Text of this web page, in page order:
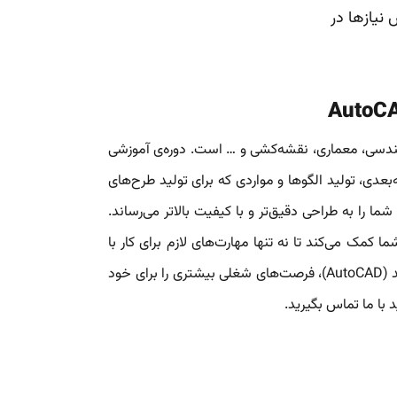
در
مهندسی، معماری، نقشه‌کشی و … است. دوره‌ی آموزشی
تولید الگوها و مواردی که برای تولید طرح‌های
را به طراحی دقیق‌تر و با کیفیت بالاتر می‌رساند.
می‌کند تا نه تنها مهارت‌های لازم برای کار با
اتوکد را یاد بگیرید، بلکه با دریافت مدرک رسمی فنی و حرفه‌ای کارور اتوکد (AutoCAD)، فرصت‌های شغلی بیشتری را برای خود
با ما تماس بگیرید.